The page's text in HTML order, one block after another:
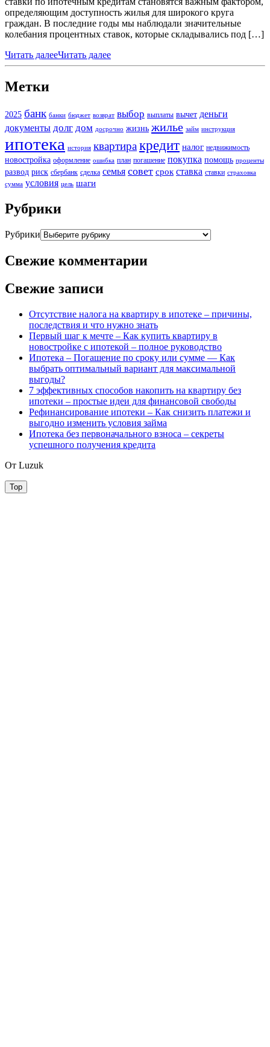
определяющим доступность жилья для широкого круга
граждан. В последние годы мы наблюдали значительные
колебания процентных ставок, которые складывались под […]
Читать далееЧитать далее
Метки
2025 банк банки бюджет возврат выбор выплаты вычет деньги
документы долг дом досрочно жизнь жилье займ инструкция
ипотека история квартиракредит налог недвижимость
новостройка оформление ошибка план погашение покупка помощь проценты
развод риск сбербанк сделка семья совет срок ставка ставки страховка
сумма условия цель шаги
Рубрики
Рубрики
Свежие комментарии
Свежие записи
Отсутствие налога на квартиру в ипотеке – причины,
последствия и что нужно знать
Первый шаг к мечте – Как купить квартиру в
новостройке с ипотекой – полное руководство
Ипотека – Погашение по сроку или сумме — Как
выбрать оптимальный вариант для максимальной
выгоды?
7 эффективных способов накопить на квартиру без
ипотеки – простые идеи для финансовой свободы
Рефинансирование ипотеки – Как снизить платежи и
выгодно изменить условия займа
Ипотека без первоначального взноса – секреты
успешного получения кредита
От Luzuk
Top